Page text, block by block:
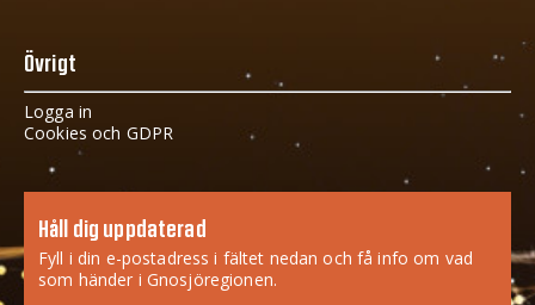
Övrigt
Logga in
Cookies och GDPR
Håll dig uppdaterad
Fyll i din e-postadress i fältet nedan och få info om vad
som händer i Gnosjöregionen.